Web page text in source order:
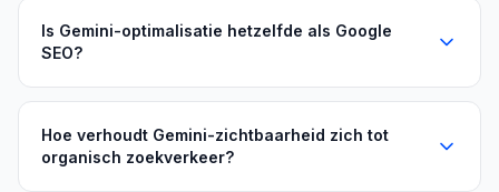
Is Gemini-optimalisatie hetzelfde als Google
SEO?
Hoe verhoudt Gemini-zichtbaarheid zich tot
organisch zoekverkeer?